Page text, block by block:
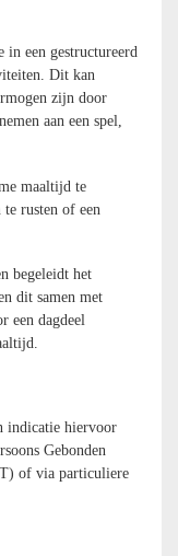
in een gestructureerd
Dit kan
zijn door
aan een spel,
maaltijd te
rusten of een
begeleidt het
dit samen met
een dagdeel
indicatie hiervoor
Gebonden
of via particuliere